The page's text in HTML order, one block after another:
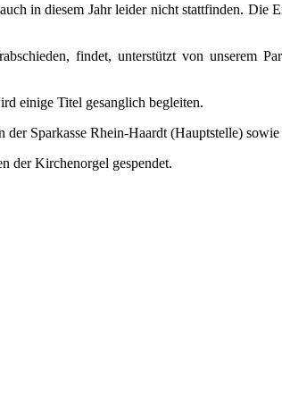
in diesem Jahr leider nicht stattfinden. Die
findet, unterstützt von unserem
einige Titel gesanglich begleiten.
Sparkasse Rhein-Haardt (Hauptstelle)
der Kirchenorgel gespendet.